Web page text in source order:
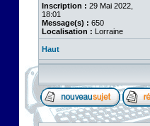
Inscription : 29 Mai 2022,
18:01
Message(s) : 650
Localisation : Lorraine
Haut